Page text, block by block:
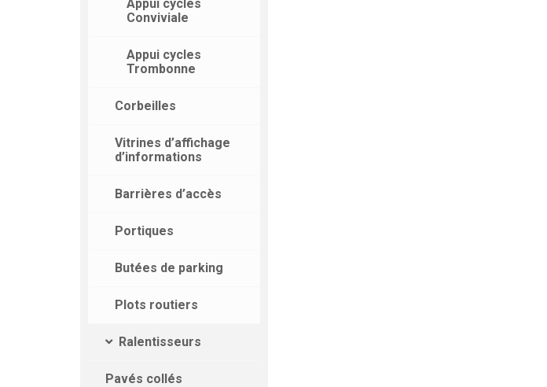
Appui cycles
Conviviale
Appui cycles
Trombonne
Corbeilles
Vitrines d’affichage
d’informations
Barrières d’accès
Portiques
Butées de parking
Plots routiers
Ralentisseurs
Pavés collés